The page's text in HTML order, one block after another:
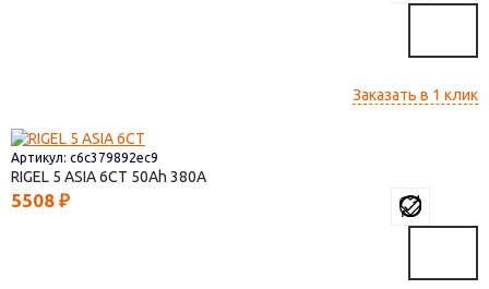
Заказать в 1 клик
Артикул: c6c379892ec9
RIGEL 5 ASIA 6СТ 50 380
5508 ₽